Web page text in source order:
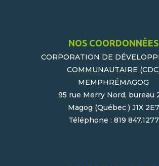
NOS COORDONNÉES
CORPORATION DE
COMMUNAUTAIRE
MEMPHRÉMAGOG
95 rue Merry Nord, bureau
Magog (Québec ) J1X 2E7
Téléphone : 819 847.1277